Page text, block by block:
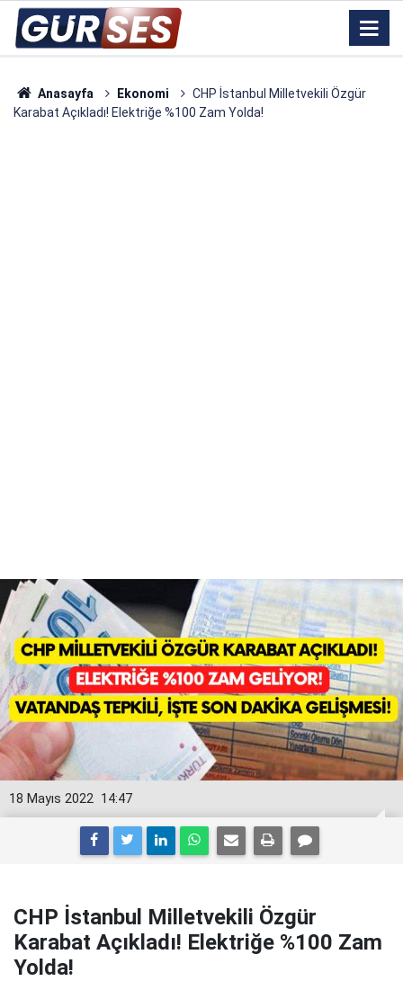
Anasayfa Ekonomi
CHP İstanbul Milletvekili Özgür
Karabat Açıkladı! Elektriğe %100 Zam Yolda!
14:47
18 Mayıs 2022
CHP İstanbul Milletvekili Özgür
Karabat Açıkladı! Elektriğe %100 Zam
Yolda!